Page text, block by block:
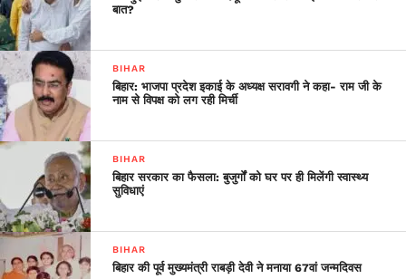
बात?
BIHAR
बिहार: भाजपा प्रदेश इकाई के अध्यक्ष सरावगी ने कहा- राम जी के
नाम से विपक्ष को लग रही मिर्ची
BIHAR
बिहार सरकार का फैसला: बुजुर्गों को घर पर ही मिलेंगी स्वास्थ्य
सुविधाएं
BIHAR
बिहार की पूर्व मुख्यमंत्री राबड़ी देवी ने मनाया 67वां जन्मदिवस